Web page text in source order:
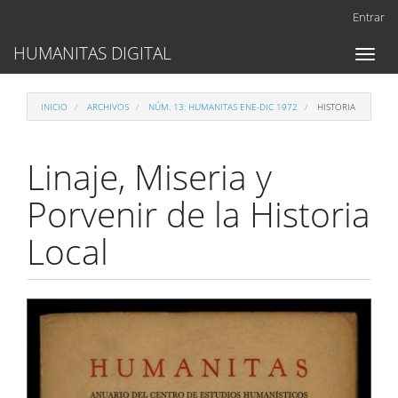
Contenido
principal
lateral
Entrar
Toggle
HUMANITAS DIGITAL
INICIO ARCHIVOS NÚM. 13: HUMANITAS ENE-DIC 1972 HISTORIA
Linaje, Miseria y
Porvenir de la Historia
Local
Barra
del